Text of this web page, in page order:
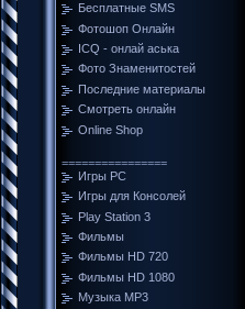
Бесплатные SMS
Фотошоп Онлайн
ICQ - онлай аська
Фото Знаменитостей
Последние материалы
Смотреть онлайн
Online Shop
================
Игры PC
Игры для Консолей
Play Station 3
Фильмы
Фильмы HD 720
Фильмы HD 1080
Музыка MP3